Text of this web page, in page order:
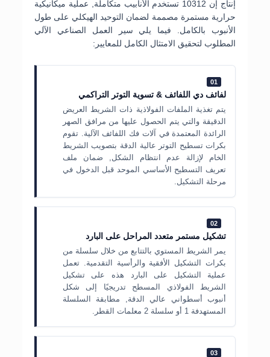
إنتاج إن 10312 تستخدم الأنابيب متكاملة, عملية ميكانيكية
حرارية مستمرة مصممة لضمان التوحيد الهيكلي على طول
الأنبوب بالكامل. فيما يلي سير العمل الصناعي الآلي
المطلوب لتحقيق الامتثال الكامل للمعايير:
01
لفائف دي اللفائف & تسوية التوتر التراكمي
يتم تغذية الملفات الفولاذية ذات الشريط العريض
الدقيقة والتي يتم الحصول عليها من مرافق الصهر
الرائدة المعتمدة في آلات فك اللفائف الآلية. تقوم
بكرات تسطيح التوتر عالية الدقة بتصويب الشريط
الخام لإزالة عدم انتظام الشكل, ضمان ملف
تعريف التسطيح الأساسي الموحد قبل الدخول في
مرحلة التشكيل.
02
تشكيل مستمر متعدد المراحل على البارد
يمر الشريط المستوي بالتتابع من خلال سلسلة من
بكرات التشكيل الأفقية والرأسية التقدمية. تعمل
عملية التشكيل على البارد هذه على تشكيل
الشريط الفولاذي المسطح تدريجيًا إلى شكل
أنبوب أسطواني عالي الدقة, مطابقة السلسلة
المستهدفة 1 أو سلسلة 2 معلمات القطر.
03